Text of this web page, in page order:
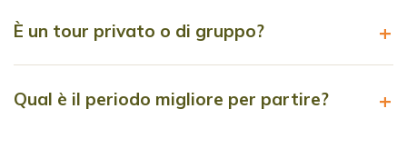
È un tour privato o di gruppo?
Qual è il periodo migliore per partire?